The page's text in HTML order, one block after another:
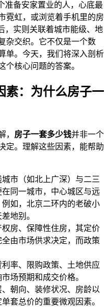
准备安家置业的人，心底最
霓虹，或浏览着手机里的房
，实则关联着城市能级、地
杂交织。它不仅是一个数
单。今天，我们将深入剖析
个核心问题的答案。
素：为什么房子一
， 房子一套多少钱并非一个
定。理解这些因素，能帮助
城市（如北上广深）与二三
同一城市，中心城区与远
如，北京二环内的老破小
地别。
权房、保障性住房，其定价
由市场供求决定，而政策
利率、限购政策、土地供应
场预期和成交价格。
、朝向、装修状况、房龄以
套总价的重要微观因素。